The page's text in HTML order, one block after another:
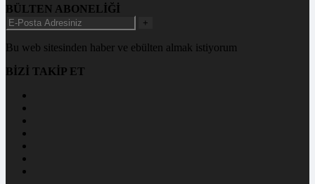
BÜLTEN ABONELİĞİ
+
Bu web sitesinden haber ve ebülten almak istiyorum
BİZİ TAKİP ET